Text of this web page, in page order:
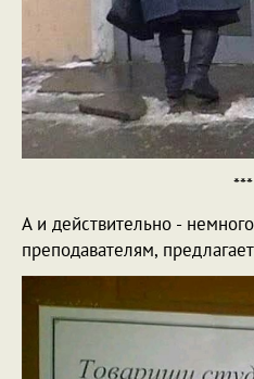
***
А и действительно -
преподавателям,